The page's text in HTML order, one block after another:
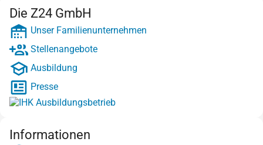
Die Z24 GmbH
Unser Familienunternehmen
Stellenangebote
Ausbildung
Presse
Informationen